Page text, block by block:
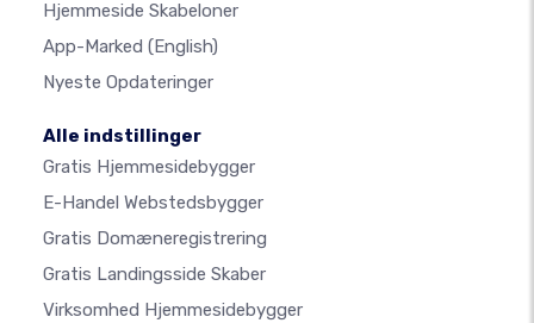
Hjemmeside Skabeloner
App-Marked (English)
Nyeste Opdateringer
Alle indstillinger
Gratis Hjemmesidebygger
E-Handel Webstedsbygger
Gratis Domæneregistrering
Gratis Landingsside Skaber
Virksomhed Hjemmesidebygger